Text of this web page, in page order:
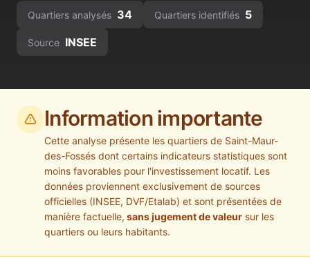
Quartiers analysés 34 Quartiers identifiés 5
Source INSEE
Information importante
Cette analyse présente les quartiers de Saint-Maur-
des-Fossés dont certains indicateurs statistiques sont
moins favorables pour l'investissement locatif. Les
données proviennent exclusivement de sources
officielles (INSEE, DVF/Etalab) et sont présentées de
manière factuelle, sans jugement de valeur sur les
quartiers ou leurs habitants.